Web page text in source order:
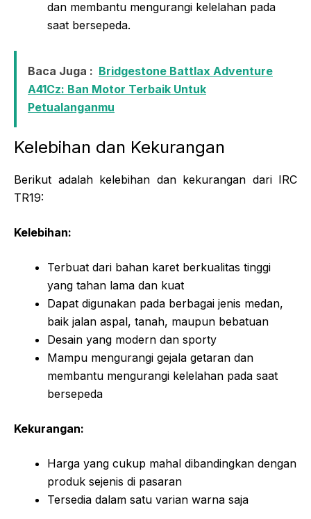
dan membantu mengurangi kelelahan pada
saat bersepeda.
Baca Juga : Bridgestone Battlax Adventure
A41Cz: Ban Motor Terbaik Untuk
Petualanganmu
Kelebihan dan Kekurangan
Berikut adalah kelebihan dan kekurangan dari IRC
TR19:
Kelebihan:
Terbuat dari bahan karet berkualitas tinggi
yang tahan lama dan kuat
Dapat digunakan pada berbagai jenis medan,
baik jalan aspal, tanah, maupun bebatuan
Desain yang modern dan sporty
Mampu mengurangi gejala getaran dan
membantu mengurangi kelelahan pada saat
bersepeda
Kekurangan:
Harga yang cukup mahal dibandingkan dengan
produk sejenis di pasaran
Tersedia dalam satu varian warna saja